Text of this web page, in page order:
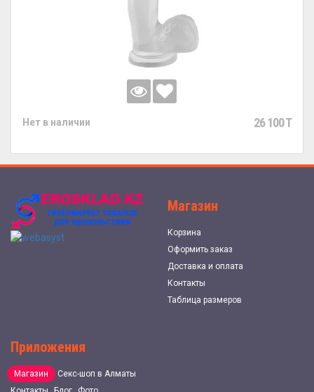
Нет в наличии 26 100 T
Магазин
Корзина
Оформить заказ
Доставка и оплата
Контакты
Таблица размеров
Приложения
Магазин
Секс-шоп в Алматы